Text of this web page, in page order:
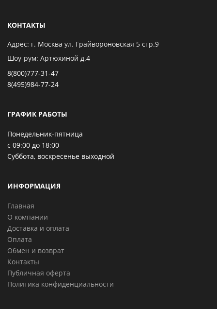
КОНТАКТЫ
Адрес: г. Москва ул. Грайвороновская 5 стр.9
Шоу-рум: Артюхиной д.4
8(800)777-31-47
8(495)984-77-24
ГРАФИК РАБОТЫ
Понедельник-пятница
с 09:00 до 18:00
Суббота, воскресенье выходной
ИНФОРМАЦИЯ
Главная
О компании
Доставка и оплата
Оплата
Обмен и возврат
Контакты
Публичная оферта
Политика конфиденциальности